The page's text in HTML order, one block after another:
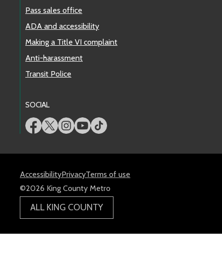
Pass sales office
ADA and accessibility
Making a Title VI complaint
Anti-harassment
Transit Police
SOCIAL
AccessibilityPrivacyTerms of use
©2026 King County Metro
ALL KING COUNTY